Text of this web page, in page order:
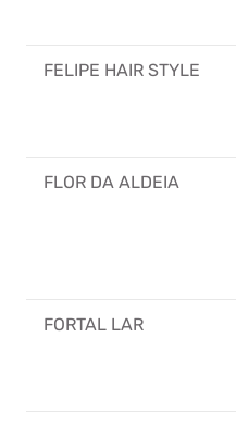
FELIPE HAIR STYLE
FLOR DA ALDEIA
FORTAL LAR